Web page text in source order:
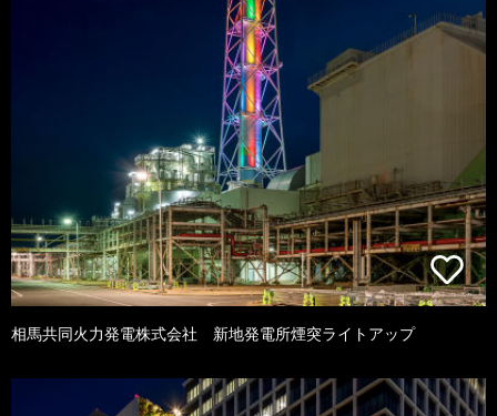
相馬共同火力発電株式会社 新地発電所煙突ライトアップ